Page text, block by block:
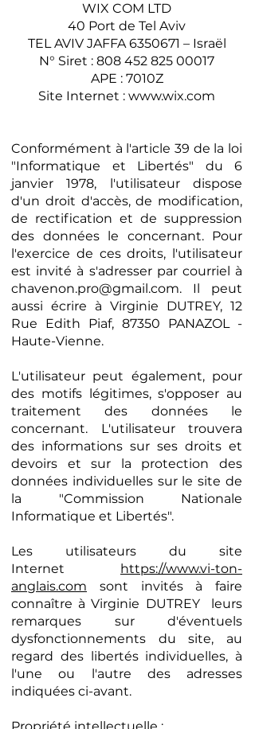
WIX COM LTD
40 Port de Tel Aviv
TEL AVIV JAFFA6350671 – Israël
N° Siret : 808 452 825 00017
APE : 7010Z
Site Internet : www.wix.com
Conformément à l'article 39 de la loi
"Informatique et Libertés" du 6
janvier 1978, l'utilisateur dispose
d'un droit d'accès, de modification,
de rectification et de suppression
des données le concernant. Pour
l'exercice de ces droits, l'utilisateur
est invité à s'adresser par courriel à
chavenon.pro@gmail.com. Il peut
aussi écrire à Virginie DUTREY, 12
Rue Edith Piaf, 87350 PANAZOL -
Haute-Vienne.
L'utilisateur peut également, pour
des motifs légitimes, s'opposer au
traitement des données le
concernant. L'utilisateur trouvera
des informations sur ses droits et
devoirs et sur la protection des
données individuelles sur le site de
la "Commission Nationale
Informatique et Libertés".
Les utilisateurs du site
Internet
https://www.vi-ton-
anglais.com sont invités à faire
connaître à Virginie DUTREY leurs
remarques sur d'éventuels
dysfonctionnements du site, au
regard des libertés individuelles, à
l'une ou l'autre des adresses
indiquées ci-avant.